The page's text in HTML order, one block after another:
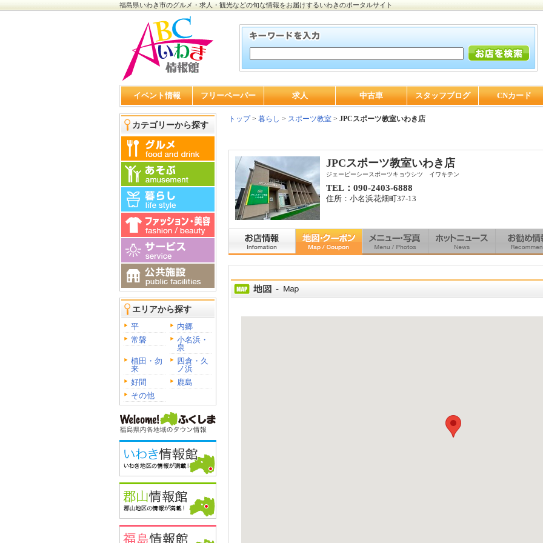
福島県いわき市のグルメ・求人・観光などの旬な情報をお届けするいわきのポータルサイト
イベント情報 フリーペーパー 求人 中古車 スタッフブログ CNカード
カテゴリーから探す
エリアから探す
平
内郷
常磐
小名浜・
泉
植田・勿
来
四倉・久
ノ浜
好間
鹿島
その他
トップ> 暮らし > スポーツ教室 > JPCスポーツ教室いわき店
JPCスポーツ教室いわき店
ジェーピーシースポーツキョウシツ イワキテン
TEL：090-2403-6888
住所：小名浜花畑町37-13